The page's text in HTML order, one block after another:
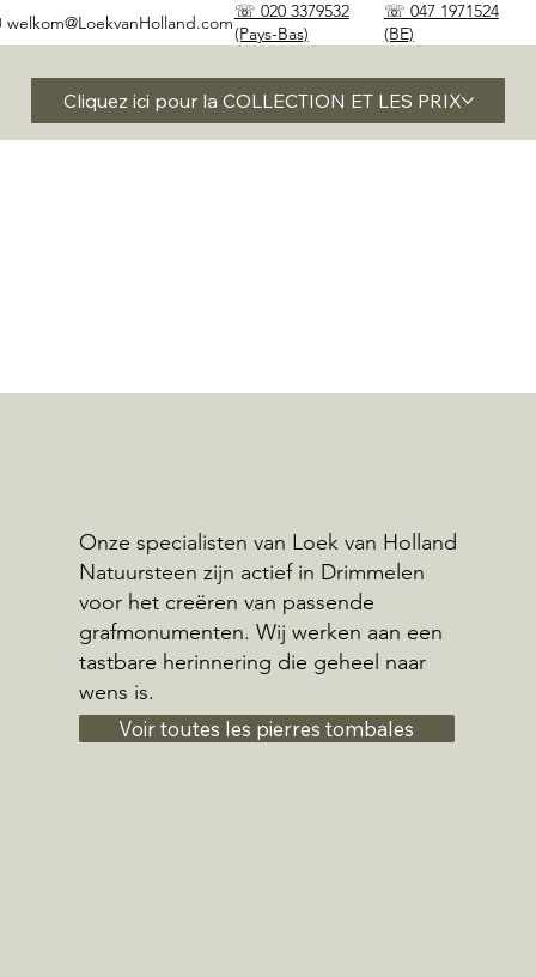
☏ 020 3379532
(Pays-Bas)
☏ 047 1971524
(BE)
welkom@LoekvanHolland.com
Cliquez ici pour la COLLECTION ET LES PRIX
Onze specialisten van Loek van Holland
Natuursteen zijn actief in Drimmelen
voor het creëren van passende
grafmonumenten. Wij werken aan een
tastbare herinnering die geheel naar
wens is.
Voir toutes les pierres tombales